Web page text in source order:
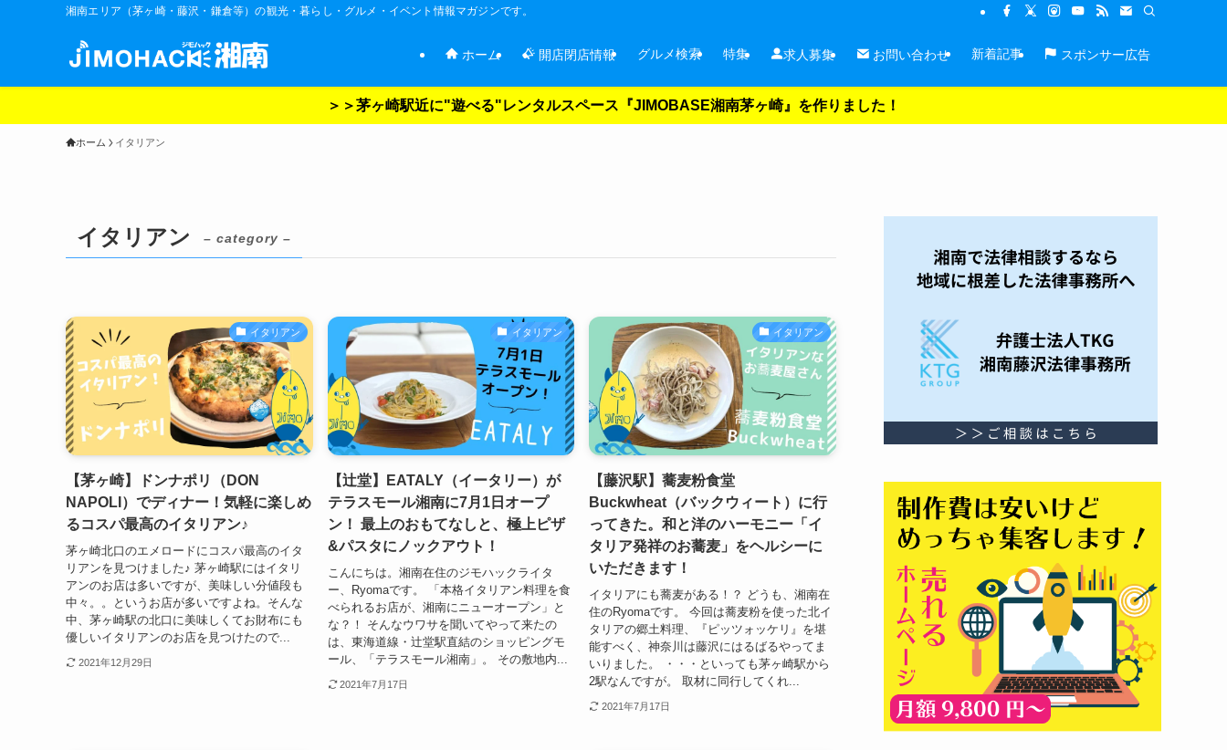
湘南エリア（茅ヶ崎・藤沢・鎌倉等）の観光・暮らし・グルメ・イベント情報マガジンです。
ホーム 開店閉店情報 グルメ検索 特集 求人募集 お問い合わせ 新着記事 スポンサー広告
＞＞茅ヶ崎駅近に"遊べる"レンタルスペース『JIMOBASE湘南茅ヶ崎』を作りました！
ホーム イタリアン
イタリアン – category –
イタリアン
【茅ヶ崎】ドンナポリ（DON
NAPOLI）でディナー！気軽に楽しめ
るコスパ最高のイタリアン♪
茅ヶ崎北口のエメロードにコスパ最高のイタ
リアンを見つけました♪ 茅ヶ崎駅にはイタリ
アンのお店は多いですが、美味しい分値段も
中々。。というお店が多いですよね。そんな
中、茅ヶ崎駅の北口に美味しくてお財布にも
優しいイタリアンのお店を見つけたので...
2021年12月29日
イタリアン
【辻堂】EATALY（イータリー）が
テラスモール湘南に7月1日オープ
ン！ 最上のおもてなしと、極上ピザ
&パスタにノックアウト！
こんにちは。湘南在住のジモハックライタ
ー、Ryomaです。 「本格イタリアン料理を食
べられるお店が、湘南にニューオープン」と
な？！ そんなウワサを聞いてやって来たの
は、東海道線・辻堂駅直結のショッピングモ
ール、「テラスモール湘南」。 その敷地内...
2021年7月17日
イタリアン
【藤沢駅】蕎麦粉食堂
Buckwheat（バックウィート）に行
ってきた。和と洋のハーモニー「イ
タリア発祥のお蕎麦」をヘルシーに
いただきます！
イタリアにも蕎麦がある！？ どうも、湘南在
住のRyomaです。 今回は蕎麦粉を使った北イ
タリアの郷土料理、『ピッツォッケリ』を堪
能すべく、神奈川は藤沢にはるばるやってま
いりました。 ・・・といっても茅ヶ崎駅から
2駅なんですが。 取材に同行してくれ...
2021年7月17日